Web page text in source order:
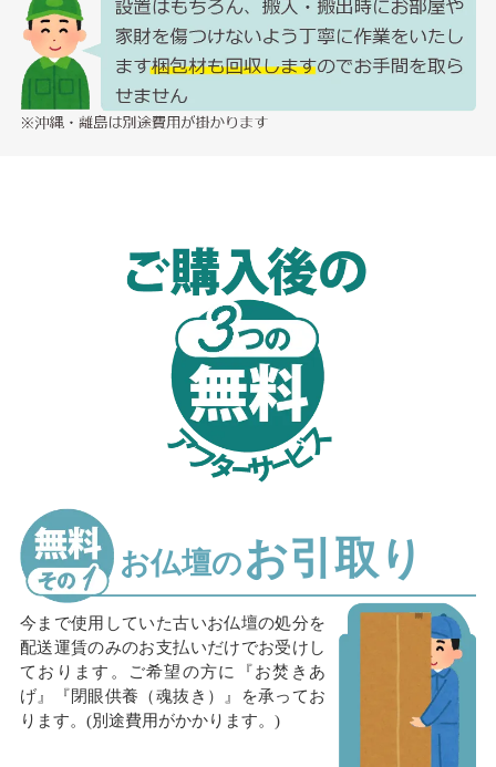
お仏壇のお引取り
今まで使用していた古いお仏壇の処分を
配送運賃のみのお支払いだけでお受けし
ております。ご希望の方に『お焚きあ
げ』『閉眼供養（魂抜き）』を承ってお
ります。(別途費用がかかります。)